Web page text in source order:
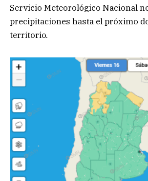
Servicio Meteorológico Nacional
precipitaciones hasta el próximo
territorio.